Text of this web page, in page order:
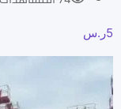
5ر.س